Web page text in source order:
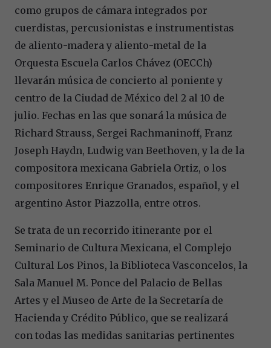
como grupos de cámara integrados por
cuerdistas, percusionistas e instrumentistas
de aliento-madera y aliento-metal de la
Orquesta Escuela Carlos Chávez (OECCh)
llevarán música de concierto al poniente y
centro de la Ciudad de México del 2 al 10 de
julio. Fechas en las que sonará la música de
Richard Strauss, Sergei Rachmaninoff, Franz
Joseph Haydn, Ludwig van Beethoven, y la de la
compositora mexicana Gabriela Ortiz, o los
compositores Enrique Granados, español, y el
argentino Astor Piazzolla, entre otros.
Se trata de un recorrido itinerante por el
Seminario de Cultura Mexicana, el Complejo
Cultural Los Pinos, la Biblioteca Vasconcelos, la
Sala Manuel M. Ponce del Palacio de Bellas
Artes y el Museo de Arte de la Secretaría de
Hacienda y Crédito Público, que se realizará
con todas las medidas sanitarias pertinentes